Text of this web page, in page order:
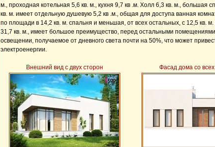
м., проходная котельная 5,6 кв. м., кухня 9,7 кв .м. Холл 6,3 кв. м., большая
кв. м. имеет отдельную душевую 5,2 кв .м., общая для доступа ванная
по площади в 14,2 кв. м. спальня и меньшая, от всех остальных, с 12,5 кв.
31,7 кв. м., имеет большое преимущество, перед остальными
освещении, получаемое от дневного света почти на 50%, что может
электроенергии.
Внешний вид с двух сторон Фасад дома со